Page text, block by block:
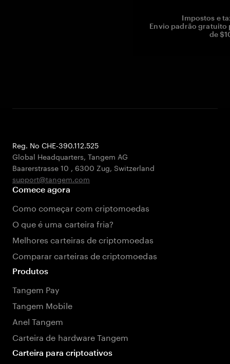
Impostos e
Envio padrão gratuito
de
Reg. No CHE-390.112.525
Global Headquarters, Tangem AG
Baarerstrasse 10 , 6300 Zug, Switzerland
support@tangem.com
Comece agora
Como começar com criptomoedas
O que é uma carteira fria?
Melhores carteiras de criptomoedas
Comparar carteiras de criptomoedas
Produtos
Tangem Pay
Tangem Mobile
Anel Tangem
Carteira de hardware Tangem
Carteira para criptoativos